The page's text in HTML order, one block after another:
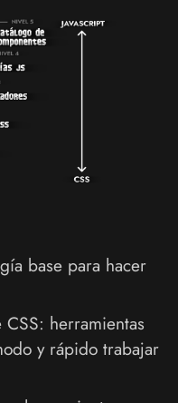
base para hacer
herramientas
y rápido trabajar